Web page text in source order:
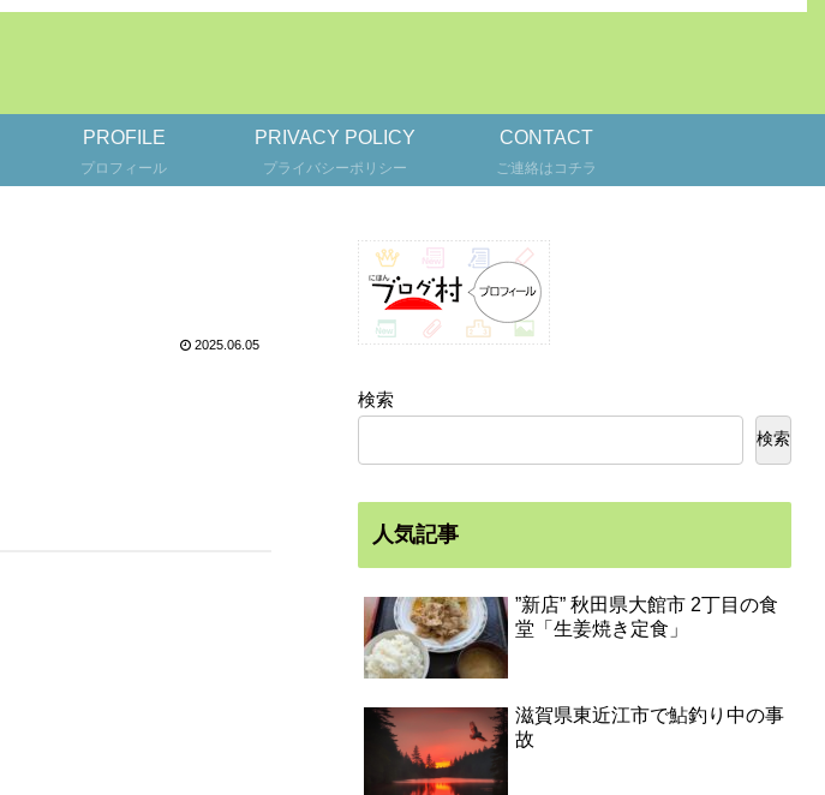
PROFILE
プロフィール
PRIVACY POLICY
プライバシーポリシー
CONTACT
ご連絡はコチラ
2025.06.05
検索
検索
人気記事
”新店” 秋田県大館市 2丁目の食
堂「生姜焼き定食」
滋賀県東近江市で鮎釣り中の事
故